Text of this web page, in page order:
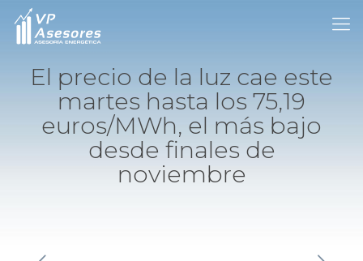
El precio de la luz cae este
martes hasta los 75,19
euros/MWh, el más bajo
desde finales de
noviembre